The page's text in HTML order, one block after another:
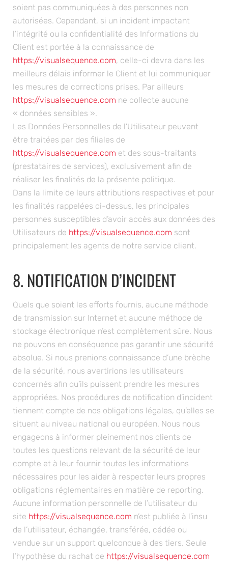
soient pas communiquées à des personnes non
autorisées. Cependant, si un incident impactant
l’intégrité ou la confidentialité des Informations du
Client est portée à la connaissance de
https://visualsequence.com , celle-ci devra dans les
meilleurs délais informer le Client et lui communiquer
les mesures de corrections prises. Par ailleurs
https://visualsequence.com ne collecte aucune
« données sensibles ».
Les Données Personnelles de l’Utilisateur peuvent
être traitées par des filiales de
https://visualsequence.com et des sous-traitants
(prestataires de services), exclusivement afin de
réaliser les finalités de la présente politique.
Dans la limite de leurs attributions respectives et pour
les finalités rappelées ci-dessus, les principales
personnes susceptibles d’avoir accès aux données des
Utilisateurs de https://visualsequence.com sont
principalement les agents de notre service client.
8. NOTIFICATION D’INCIDENT
Quels que soient les efforts fournis, aucune méthode
de transmission sur Internet et aucune méthode de
stockage électronique n’est complètement sûre. Nous
ne pouvons en conséquence pas garantir une sécurité
absolue. Si nous prenions connaissance d’une brèche
de la sécurité, nous avertirions les utilisateurs
concernés afin qu’ils puissent prendre les mesures
appropriées. Nos procédures de notification d’incident
tiennent compte de nos obligations légales, qu’elles se
situent au niveau national ou européen. Nous nous
engageons à informer pleinement nos clients de
toutes les questions relevant de la sécurité de leur
compte et à leur fournir toutes les informations
nécessaires pour les aider à respecter leurs propres
obligations réglementaires en matière de reporting.
Aucune information personnelle de l’utilisateur du
site https://visualsequence.com n’est publiée à l’insu
de l’utilisateur, échangée, transférée, cédée ou
vendue sur un support quelconque à des tiers. Seule
l’hypothèse du rachat de https://visualsequence.com